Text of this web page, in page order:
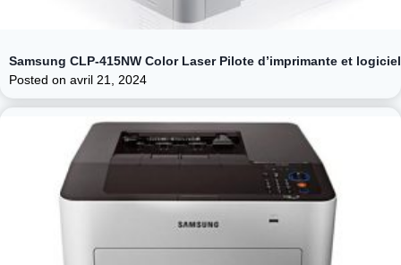
Samsung CLP-415NW Color Laser Pilote d’imprimante et logiciel
Posted on avril 21, 2024